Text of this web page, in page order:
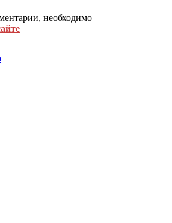
необходимо